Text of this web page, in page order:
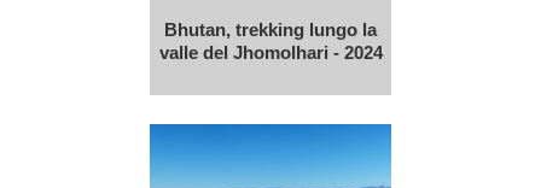
Bhutan, trekking lungo la
valle del Jhomolhari - 2024